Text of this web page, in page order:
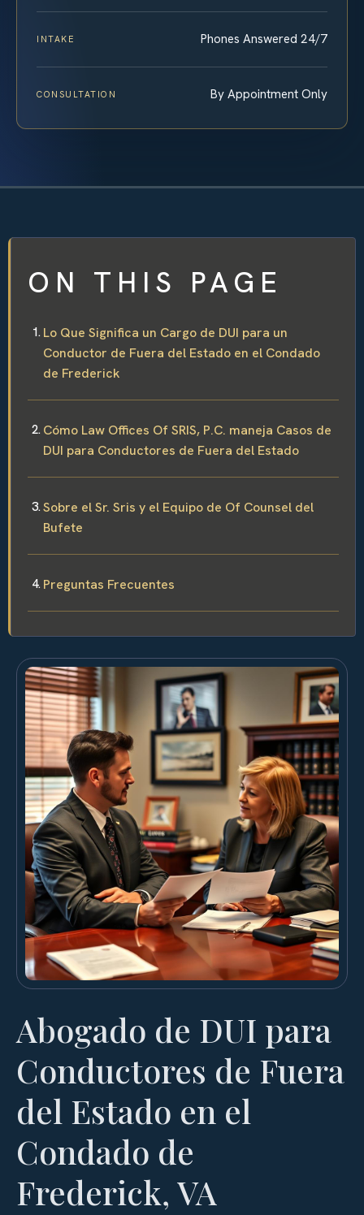
INTAKE Phones Answered 24/7
CONSULTATION By Appointment Only
ON THIS PAGE
Lo Que Significa un Cargo de DUI para un
Conductor de Fuera del Estado en el Condado
de Frederick
Cómo Law Offices Of SRIS, P.C. maneja Casos de
DUI para Conductores de Fuera del Estado
Sobre el Sr. Sris y el Equipo de Of Counsel del
Bufete
Preguntas Frecuentes
Abogado de DUI para
Conductores de Fuera
del Estado en el
Condado de
Frederick, VA